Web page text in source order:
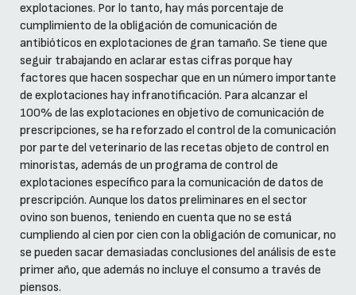
explotaciones. Por lo tanto, hay más porcentaje de
cumplimiento de la obligación de comunicación de
antibióticos en explotaciones de gran tamaño. Se tiene que
seguir trabajando en aclarar estas cifras porque hay
factores que hacen sospechar que en un número importante
de explotaciones hay infranotificación. Para alcanzar el
100% de las explotaciones en objetivo de comunicación de
prescripciones, se ha reforzado el control de la comunicación
por parte del veterinario de las recetas objeto de control en
minoristas, además de un programa de control de
explotaciones específico para la comunicación de datos de
prescripción. Aunque los datos preliminares en el sector
ovino son buenos, teniendo en cuenta que no se está
cumpliendo al cien por cien con la obligación de comunicar, no
se pueden sacar demasiadas conclusiones del análisis de este
primer año, que además no incluye el consumo a través de
piensos.